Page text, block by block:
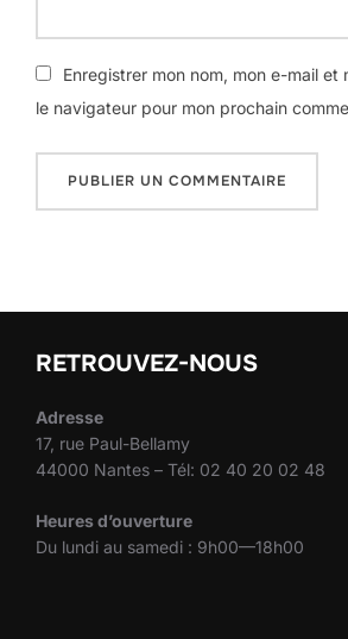
Enregistrer mon nom, mon e-mail et
le navigateur pour mon prochain
RETROUVEZ-NOUS
Adresse
17, rue Paul-Bellamy
44000 Nantes – Tél: 02 40 20 02 48
Heures d’ouverture
Du lundi au samedi : 9h00—18h00